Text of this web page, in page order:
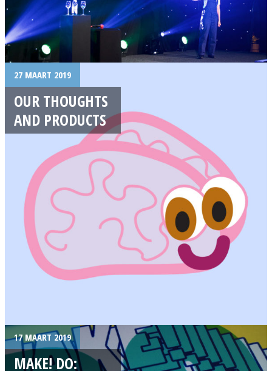
27 MAART 2019
OUR THOUGHTS
AND PRODUCTS
17 MAART 2019
MAKE! DO: